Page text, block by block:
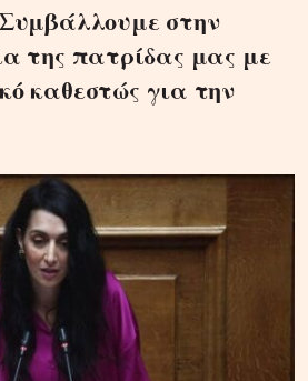
στην
της πατρίδας μας με
καθεστώς για την